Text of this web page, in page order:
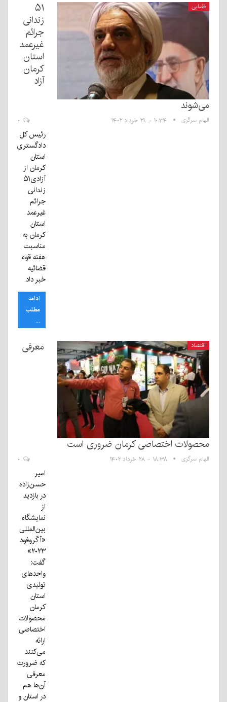
قضایی
۵۱
زندانی
جرائم
غیرعمد
استان
کرمان
آزاد
می‌شوند
الهام سرگزی ۱۰:۳۴ - ۲۹ خرداد ۱۴۰۲
رئیس کل
دادگستری
استان
کرمان از
آزادی۵۱
زندانی
جرائم
غیرعمد
استان
کرمان به
مناسبت
هفته قوه
قضائیه
خبر داد.
ادامه
مطلب
...
اقتصاد معرفی
محصولات اختصاصی کرمان ضروری است
الهام سرگزی ۱۸:۳۸ - ۲۸ خرداد ۱۴۰۲
امیر
حسن‌زاده
در بازدید
از
نمایشگاه
بین‌المللی
«آگروفود
۲۰۲۳»
گفت:
واحد‌های
تولیدی
استان
کرمان
محصولات
اختصاصی
ارائه
می‌کنند
که ضرورت
معرفی
آن‌ها هم
در استان و